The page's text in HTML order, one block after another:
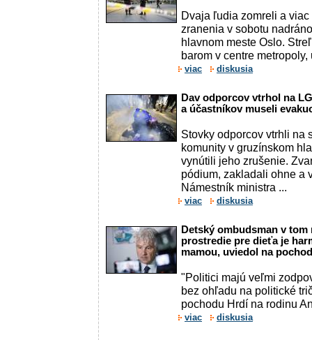
Dvaja ľudia zomreli a
zranenia v sobotu
hlavnom meste Oslo.
barom v centre metropoly,
viac diskusia
Dav odporcov vtrhol na
a účastníkov museli
Stovky odporcov vtrhli na
komunity v gruzínskom
vynútili jeho zrušenie.
pódium, zakladali ohne a
Námestník ministra ...
viac diskusia
Detský ombudsman v tom
prostredie pre dieťa je
mamou, uviedol na
"Politici majú veľmi
bez ohľadu na politické
pochodu Hrdí na rodinu
viac diskusia